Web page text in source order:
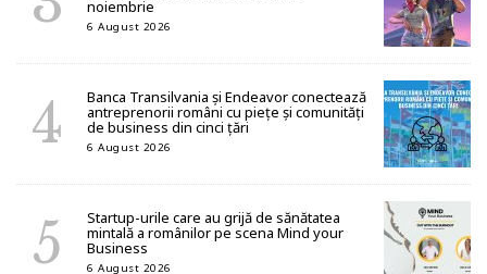
noiembrie
6 August 2026
Banca Transilvania și Endeavor conectează
antreprenorii români cu piețe și comunități
de business din cinci țări
6 August 2026
Startup-urile care au grijă de sănătatea
mintală a românilor pe scena Mind your
Business
6 August 2026